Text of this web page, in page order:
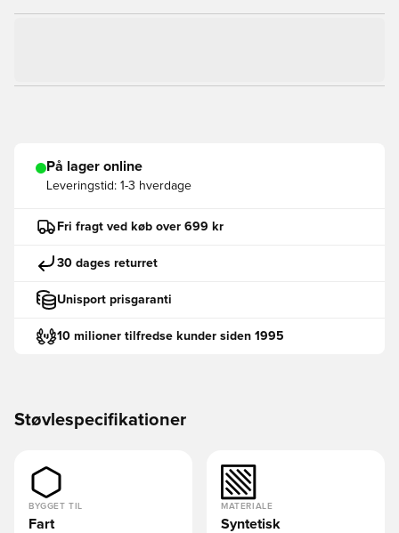
På lager online
Leveringstid: 1-3 hverdage
Fri fragt ved køb over 699 kr
30 dages returret
Unisport prisgaranti
10 milioner tilfredse kunder siden 1995
Støvlespecifikationer
BYGGET TIL
Fart
MATERIALE
Syntetisk